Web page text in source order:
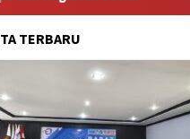
TERBARU